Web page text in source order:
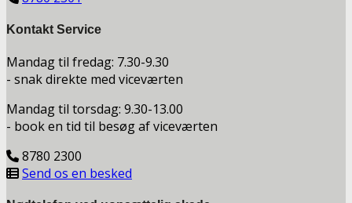
Kontakt Service
Mandag til fredag: 7.30-9.30
- snak direkte med viceværten
Mandag til torsdag: 9.30-13.00
- book en tid til besøg af viceværten
8780 2300
Send os en besked